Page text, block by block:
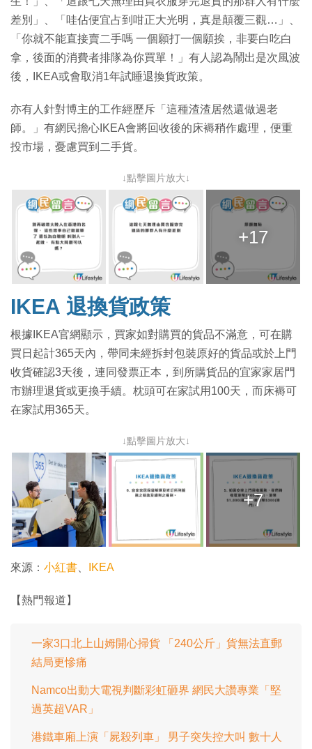
差別」、「哇佔便宜占到咁正大光明，真是顛覆三觀…」、
「你就不能直接賣二手嗎 一個願打一個願挨，非要白吃白
拿，後面的消費者排隊為你買單！」有人認為鬧出是次風波
後，IKEA或會取消1年試睡退換貨政策。
亦有人針對博主的工作經歷斥「這種渣渣居然還做過老
師。」有網民擔心IKEA會將回收後的床褥稍作處理，便重
投市場，憂慮買到二手貨。
↓點擊圖片放大↓
+17
IKEA 退換貨政策
根據IKEA官網顯示，買家如對購買的貨品不滿意，可在購
買日起計365天內，帶同未經拆封包裝原好的貨品或於上門
收貨確認3天後，連同發票正本，到所購貨品的宜家家居門
市辦理退貨或更換手續。枕頭可在家試用100天，而床褥可
在家試用365天。
↓點擊圖片放大↓
+7
來源： 小紅書 IKEA
【熱門報道】
一家3口北上山姆開心掃貨 「240公斤」貨無法直郵
結局更慘痛
Namco出動大電視判斷彩虹砸界 網民大讚專業「堅
過英超VAR」
港鐵車廂上演「屍殺列車」 男子突失控大叫 數十人